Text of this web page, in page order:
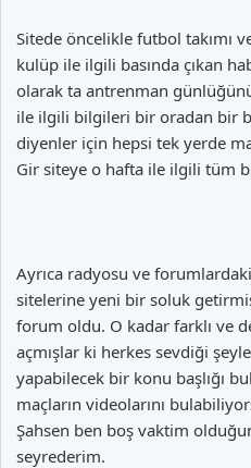
Sitede öncelikle futbol takımı
kulüp ile ilgili basında çıkan
olarak ta antrenman
ile ilgili bilgileri bir oradan bir
diyenler için hepsi tek yerde
Gir siteye o hafta ile ilgili tüm
Ayrıca radyosu ve
sitelerine yeni bir soluk
forum oldu. O kadar farklı ve
açmışlar ki herkes sevdiği
yapabilecek bir konu başlığı
maçların videolarını
Şahsen ben boş vaktim
seyrederim.